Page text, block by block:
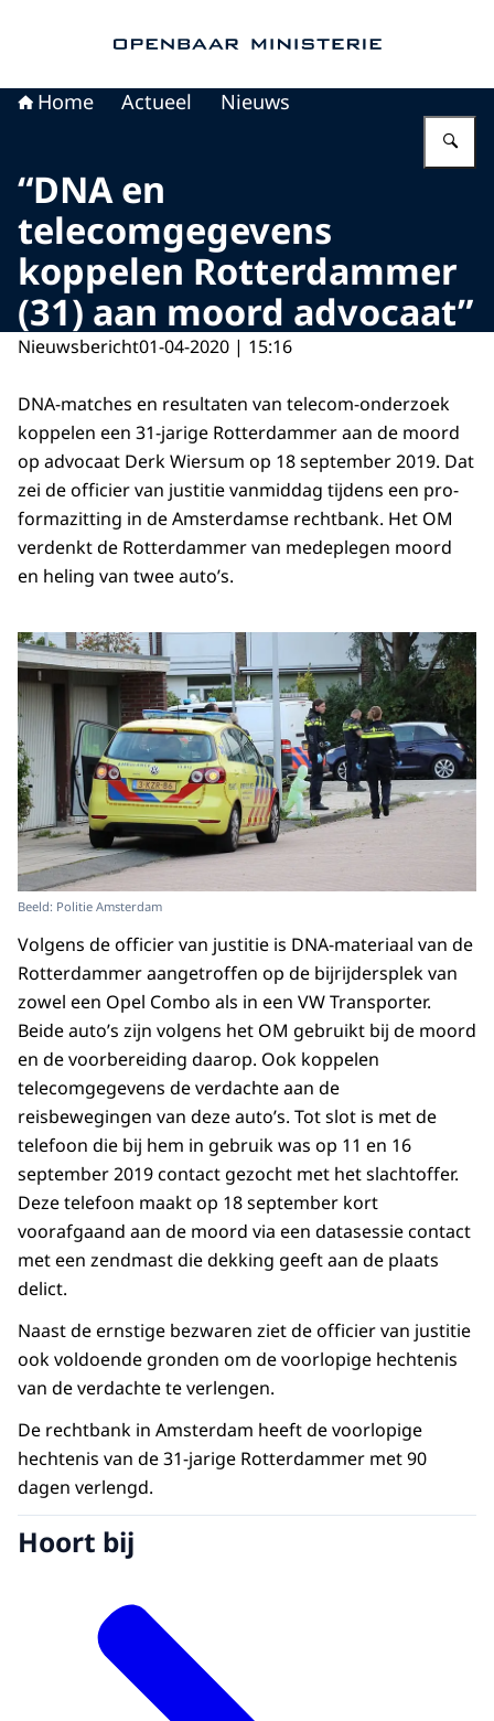
Home Actueel Nieuws
“DNA en
telecomgegevens
koppelen Rotterdammer
(31) aan moord advocaat”
Nieuwsbericht01-04-2020 | 15:16
DNA-matches en resultaten van telecom-onderzoek
koppelen een 31-jarige Rotterdammer aan de moord
op advocaat Derk Wiersum op 18 september 2019. Dat
zei de officier van justitie vanmiddag tijdens een pro-
formazitting in de Amsterdamse rechtbank. Het OM
verdenkt de Rotterdammer van medeplegen moord
en heling van twee auto’s.
Beeld: Politie Amsterdam
Volgens de officier van justitie is DNA-materiaal van de
Rotterdammer aangetroffen op de bijrijdersplek van
zowel een Opel Combo als in een VW Transporter.
Beide auto’s zijn volgens het OM gebruikt bij de moord
en de voorbereiding daarop. Ook koppelen
telecomgegevens de verdachte aan de
reisbewegingen van deze auto’s. Tot slot is met de
telefoon die bij hem in gebruik was op 11 en 16
september 2019 contact gezocht met het slachtoffer.
Deze telefoon maakt op 18 september kort
voorafgaand aan de moord via een datasessie contact
met een zendmast die dekking geeft aan de plaats
delict.
Naast de ernstige bezwaren ziet de officier van justitie
ook voldoende gronden om de voorlopige hechtenis
van de verdachte te verlengen.
De rechtbank in Amsterdam heeft de voorlopige
hechtenis van de 31-jarige Rotterdammer met 90
dagen verlengd.
Hoort bij